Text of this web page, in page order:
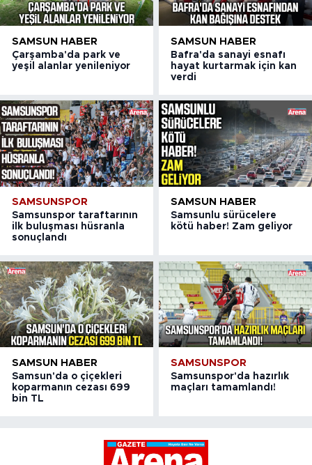
SAMSUN HABER
Çarşamba'da park ve
yeşil alanlar yenileniyor
SAMSUN HABER
Bafra'da sanayi esnafı
hayat kurtarmak için kan
verdi
SAMSUNSPOR
Samsunspor taraftarının
ilk buluşması hüsranla
sonuçlandı
SAMSUN HABER
Samsunlu sürücelere
kötü haber! Zam geliyor
SAMSUN HABER
Samsun'da o çiçekleri
koparmanın cezası 699
bin TL
SAMSUNSPOR
Samsunspor'da hazırlık
maçları tamamlandı!